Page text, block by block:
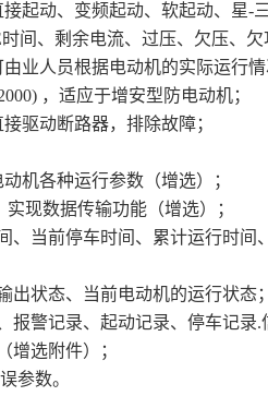
起动、变频起动、软起动、星-
间、剩余电流、过压、欠压、欠
业人员根据电动机的实际运行
，适应于增安型防电动机；
驱动断路器，排除故障；
机各种运行参数（增选）；
现数据传输功能（增选）；
、当前停车时间、累计运行时
出状态、当前电动机的运行状态；
报警记录、起动记录、停车记录.
增选附件）；
参数。